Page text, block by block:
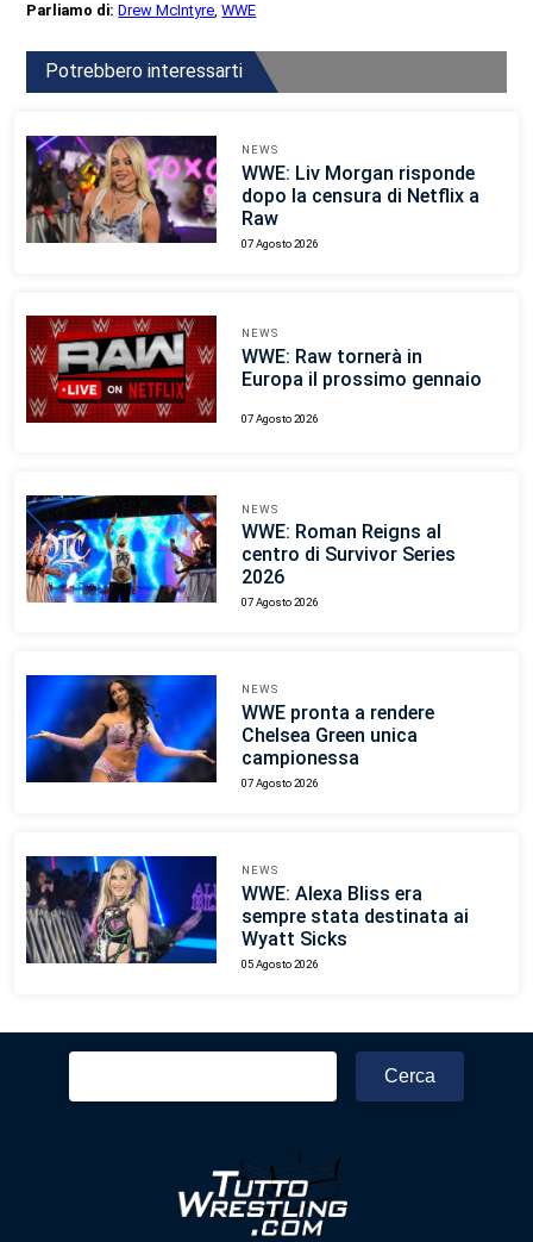
Parliamo di:Drew McIntyre,WWE
Potrebbero interessarti
NEWS
WWE: Liv Morgan risponde
dopo la censura di Netflix a
Raw
07 Agosto 2026
NEWS
WWE: Raw tornerà in
Europa il prossimo gennaio
07 Agosto 2026
NEWS
WWE: Roman Reigns al
centro di Survivor Series
2026
07 Agosto 2026
NEWS
WWE pronta a rendere
Chelsea Green unica
campionessa
07 Agosto 2026
NEWS
WWE: Alexa Bliss era
sempre stata destinata ai
Wyatt Sicks
05 Agosto 2026
Ricerca